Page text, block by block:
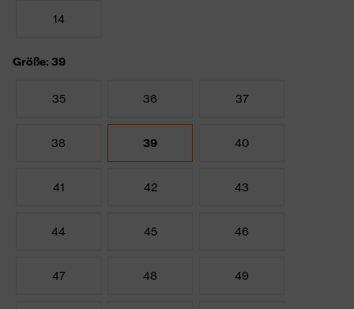
14
Größe: 39
35 36 37
38 39 40
41 42 43
44 45 46
47 48 49